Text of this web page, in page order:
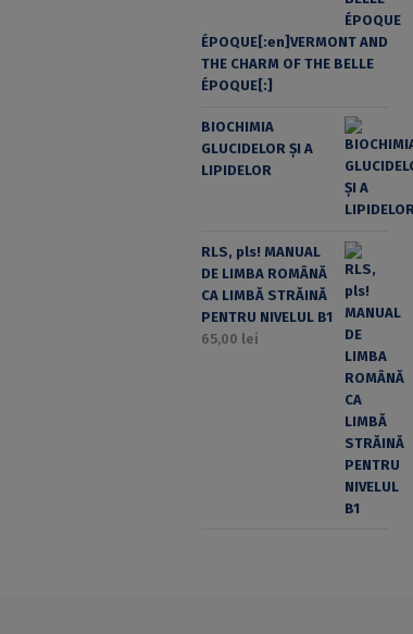
ÉPOQUE[:en]VERMONT AND
THE CHARM OF THE BELLE
ÉPOQUE[:]
BIOCHIMIA
GLUCIDELOR ȘI A
LIPIDELOR
RLS, pls! MANUAL
DE LIMBA ROMÂNĂ
CA LIMBĂ STRĂINĂ
PENTRU NIVELUL B1
65,00 lei